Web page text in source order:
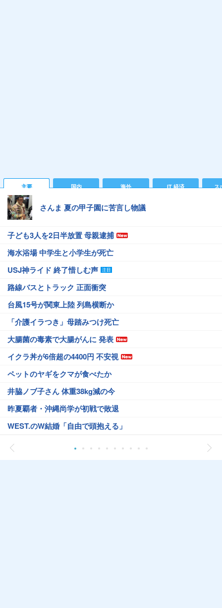
主要 国内 海外 IT 経済 ス
さんま 夏の甲子園に苦言し物議
子ども3人を2日半放置 母親逮捕
海水浴場 中学生と小学生が死亡
USJ神ライド 終了惜しむ声
路線バスとトラック 正面衝突
台風15号が関東上陸 列島横断か
「介護イラつき」母踏みつけ死亡
大腸菌の毒素で大腸がんに 発表
イクラ丼が6倍超の4400円 不安視
ペットのヤギをクマが食べたか
井脇ノブ子さん 体重38kg減の今
昨夏覇者・沖縄尚学が初戦で敗退
WEST.のW結婚「自由で頭抱える」